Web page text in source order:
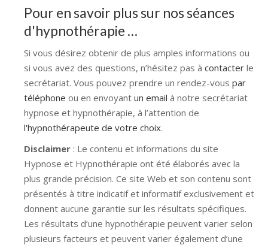
Pour en savoir plus sur nos séances
d'hypnothérapie …
Si vous désirez obtenir de plus amples informations ou
si vous avez des questions, n’hésitez pas à contacter le
secrétariat. Vous pouvez prendre un rendez-vous par
téléphone ou en envoyant un email à notre secrétariat
hypnose et hypnothérapie, à l’attention de
l'hypnothérapeute de votre choix.
Disclaimer : Le contenu et informations du site
Hypnose et Hypnothérapie ont été élaborés avec la
plus grande précision. Ce site Web et son contenu sont
présentés à titre indicatif et informatif exclusivement et
donnent aucune garantie sur les résultats spécifiques.
Les résultats d’une hypnothérapie peuvent varier selon
plusieurs facteurs et peuvent varier également d’une